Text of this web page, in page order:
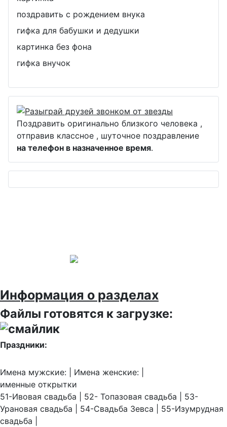
поздравить с рождением внука
гифка для бабушки и дедушки
картинка без фона
гифка внучок
Поздравить оригинально близкого человека ,
отправив классное , шуточное поздравление
на телефон в назначенное время.
Информация о разделах
Файлы готовятся к загрузке:
Праздники:
Имена мужские: | Имена женские: |
именные открытки
51-Ивовая свадьба | 52- Топазовая свадьба | 53-
Урановая свадьба | 54-Свадьба Зевса | 55-Изумрудная
свадьба |